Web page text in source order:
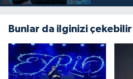
Bunlar da ilginizi çekebilir